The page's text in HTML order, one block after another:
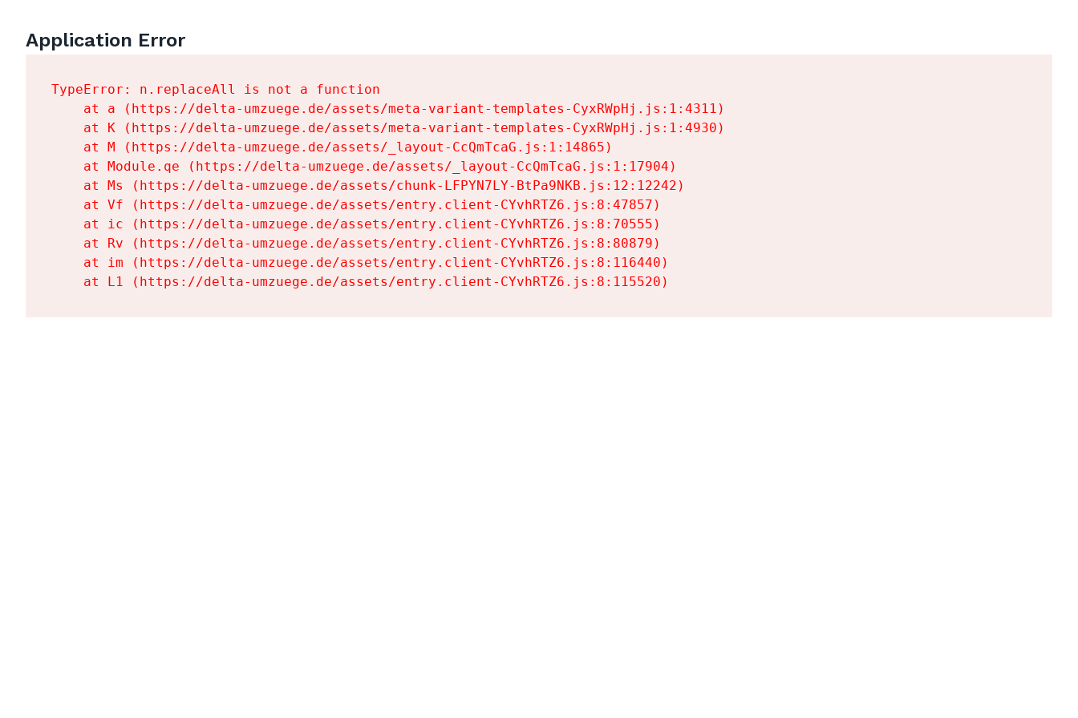
Application Error
TypeError: n.replaceAll is not a function
    at a (https://delta-umzuege.de/assets/meta-variant-templates-CyxRWpHj.js:1:4311)
    at K (https://delta-umzuege.de/assets/meta-variant-templates-CyxRWpHj.js:1:4930)
    at M (https://delta-umzuege.de/assets/_layout-CcQmTcaG.js:1:14865)
    at Module.qe (https://delta-umzuege.de/assets/_layout-CcQmTcaG.js:1:17904)
    at Ms (https://delta-umzuege.de/assets/chunk-LFPYN7LY-BtPa9NKB.js:12:12242)
    at Vf (https://delta-umzuege.de/assets/entry.client-CYvhRTZ6.js:8:47857)
    at ic (https://delta-umzuege.de/assets/entry.client-CYvhRTZ6.js:8:70555)
    at Rv (https://delta-umzuege.de/assets/entry.client-CYvhRTZ6.js:8:80879)
    at im (https://delta-umzuege.de/assets/entry.client-CYvhRTZ6.js:8:116440)
    at L1 (https://delta-umzuege.de/assets/entry.client-CYvhRTZ6.js:8:115520)